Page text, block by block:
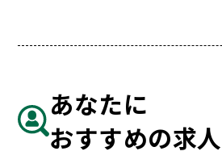
あなたに
おすすめの求人